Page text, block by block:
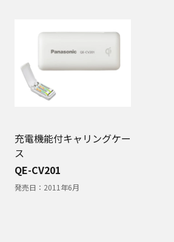
充電機能付キャリングケー
ス
QE-CV201
発売日： 2011年6月